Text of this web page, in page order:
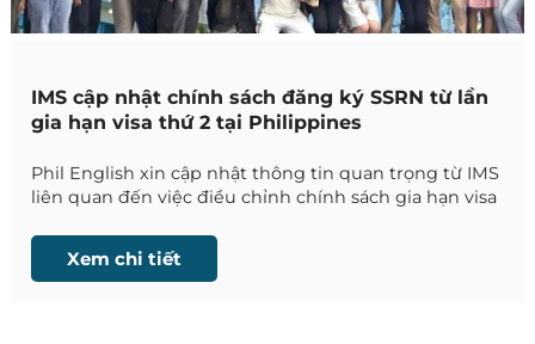
IMS cập nhật chính sách đăng ký SSRN từ lần
gia hạn visa thứ 2 tại Philippines
Phil English xin cập nhật thông tin quan trọng từ IMS
liên quan đến việc điều chỉnh chính sách gia hạn visa
21/04/2026.
Những thay đổi này ảnh hưởng trực tiếp đến quy
Xem chi tiết